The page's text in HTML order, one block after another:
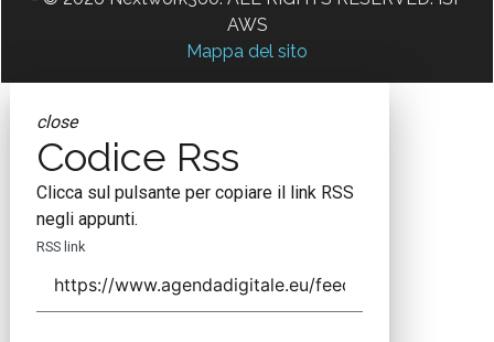
AWS
Mappa del sito
close
Codice Rss
Clicca sul pulsante per copiare il link RSS
negli appunti.
RSS link